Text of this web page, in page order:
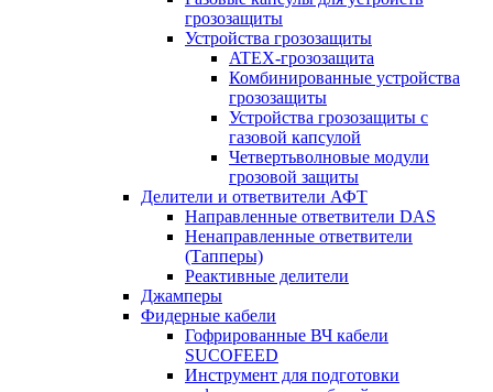
грозозащиты
Устройства грозозащиты
ATEX-грозозащита
Комбинированные устройства
грозозащиты
Устройства грозозащиты с
газовой капсулой
Четвертьволновые модули
грозовой защиты
Делители и ответвители АФТ
Направленные ответвители DAS
Ненаправленные ответвители
(Тапперы)
Реактивные делители
Джамперы
Фидерные кабели
Гофрированные ВЧ кабели
SUCOFEED
Инструмент для подготовки